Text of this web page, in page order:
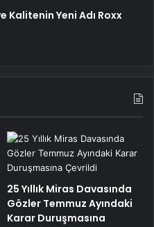
Kalitenin Yeni Adı Roxx
25 Yıllık Miras Davasında
Gözler Temmuz Ayındaki
Karar Duruşmasına